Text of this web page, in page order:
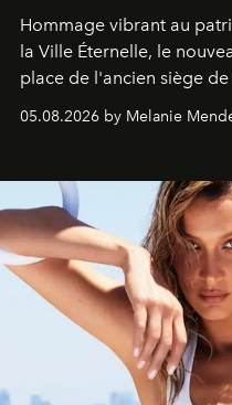
Hommage vibrant au
la Ville Éternelle, le
place de l'ancien siège
de vivre Romain dans
05.08.2026 by Melanie